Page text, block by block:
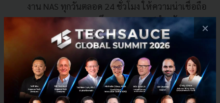
งาน NAS ทุกวันตลอด 24 ชั่วโมง ให้ความน่าเชื่อถือ
และความทนทานสูงถึง5,100 TBW(สำหรับความจุ
4TB)เพื่อจัดการกับการแคชรอบการอ่านและ
เขียนซ้ำอย่างต่อเนื่อง
พื้นที่ความจุสูง
– มีความจุตั้งแต่250GBถึง 4TBให้
เลือกใช้เพื่อช่วยครอบคลุมความต้องการแคชใน
ปัจจุบันและในอนาคต
×